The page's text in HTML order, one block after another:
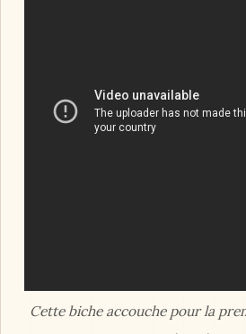
Cette biche accouche pour la